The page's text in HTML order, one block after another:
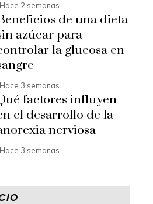
Hace 2 semanas
de una dieta
azúcar para
la glucosa en
Hace 3 semanas
factores influyen
el desarrollo de la
nerviosa
Hace 3 semanas